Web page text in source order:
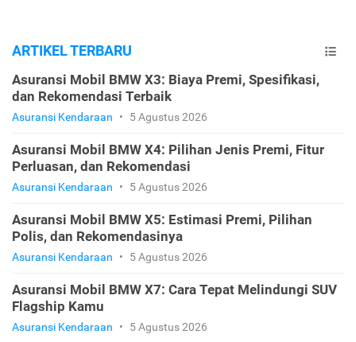
ARTIKEL TERBARU
Asuransi Mobil BMW X3: Biaya Premi, Spesifikasi,
dan Rekomendasi Terbaik
Asuransi Kendaraan • 5 Agustus 2026
Asuransi Mobil BMW X4: Pilihan Jenis Premi, Fitur
Perluasan, dan Rekomendasi
Asuransi Kendaraan • 5 Agustus 2026
Asuransi Mobil BMW X5: Estimasi Premi, Pilihan
Polis, dan Rekomendasinya
Asuransi Kendaraan • 5 Agustus 2026
Asuransi Mobil BMW X7: Cara Tepat Melindungi SUV
Flagship Kamu
Asuransi Kendaraan • 5 Agustus 2026